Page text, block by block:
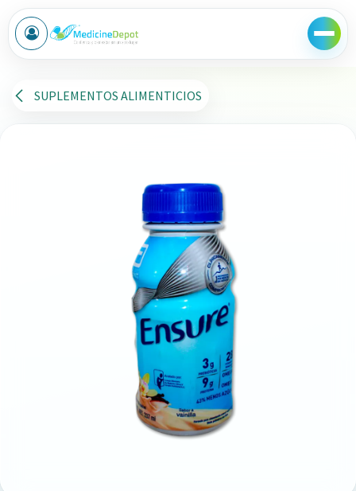
Ir al contenido
SUPLEMENTOS ALIMENTICIOS